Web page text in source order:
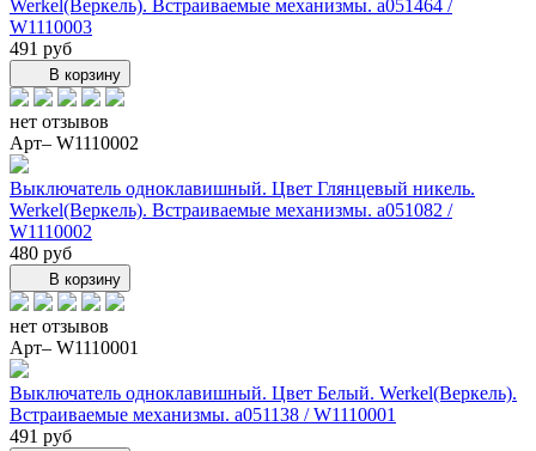
Werkel(Веркель). Встраиваемые механизмы. a051464 /
W1110003
491 руб
В корзину
нет отзывов
Арт– W1110002
Выключатель одноклавишный. Цвет Глянцевый никель.
Werkel(Веркель). Встраиваемые механизмы. a051082 /
W1110002
480 руб
В корзину
нет отзывов
Арт– W1110001
Выключатель одноклавишный. Цвет Белый. Werkel(Веркель).
Встраиваемые механизмы. a051138 / W1110001
491 руб